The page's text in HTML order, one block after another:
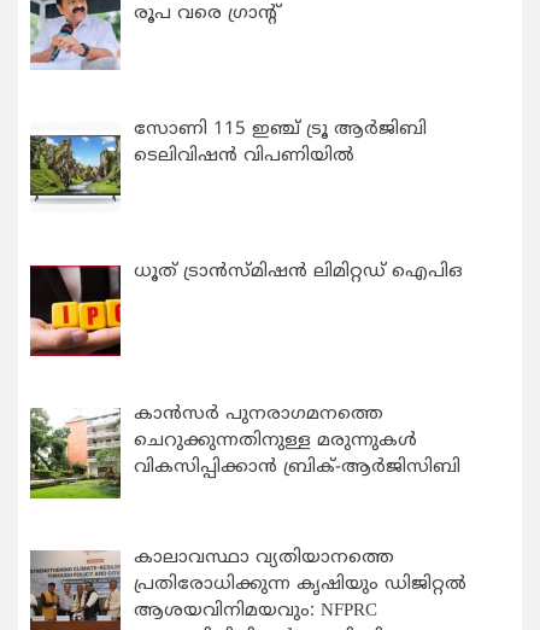
രൂപ വരെ ഗ്രാന്റ്
സോണി 115 ഇഞ്ച് ട്രൂ ആർജിബി
ടെലിവിഷൻ വിപണിയിൽ
ധൂത് ട്രാൻസ്മിഷൻ ലിമിറ്റഡ് ഐപിഒ
കാന്‍സര്‍ പുനരാഗമനത്തെ
ചെറുക്കുന്നതിനുള്ള മരുന്നുകള്‍
വികസിപ്പിക്കാന്‍ ബ്രിക്-ആര്‍ജിസിബി
കാലാവസ്ഥാ വ്യതിയാനത്തെ
പ്രതിരോധിക്കുന്ന കൃഷിയും ഡിജിറ്റൽ
ആശയവിനിമയവും: NFPRC